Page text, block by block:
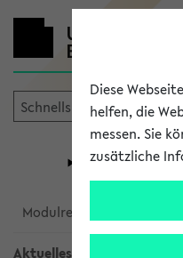
Universität
eKVV
Modulrecherche
Aktuelles
Diese
helfen, die
messen. Sie
zusätzliche